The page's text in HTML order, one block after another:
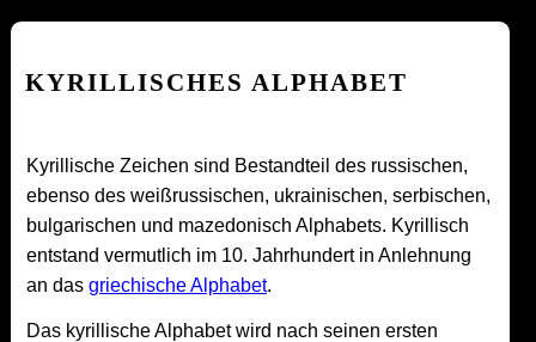
KYRILLISCHES ALPHABET
Kyrillische Zeichen sind Bestandteil des russischen,
ebenso des weißrussischen, ukrainischen, serbischen,
bulgarischen und mazedonisch Alphabets. Kyrillisch
entstand vermutlich im 10. Jahrhundert in Anlehnung
an das griechische Alphabet.
Das kyrillische Alphabet wird nach seinen ersten